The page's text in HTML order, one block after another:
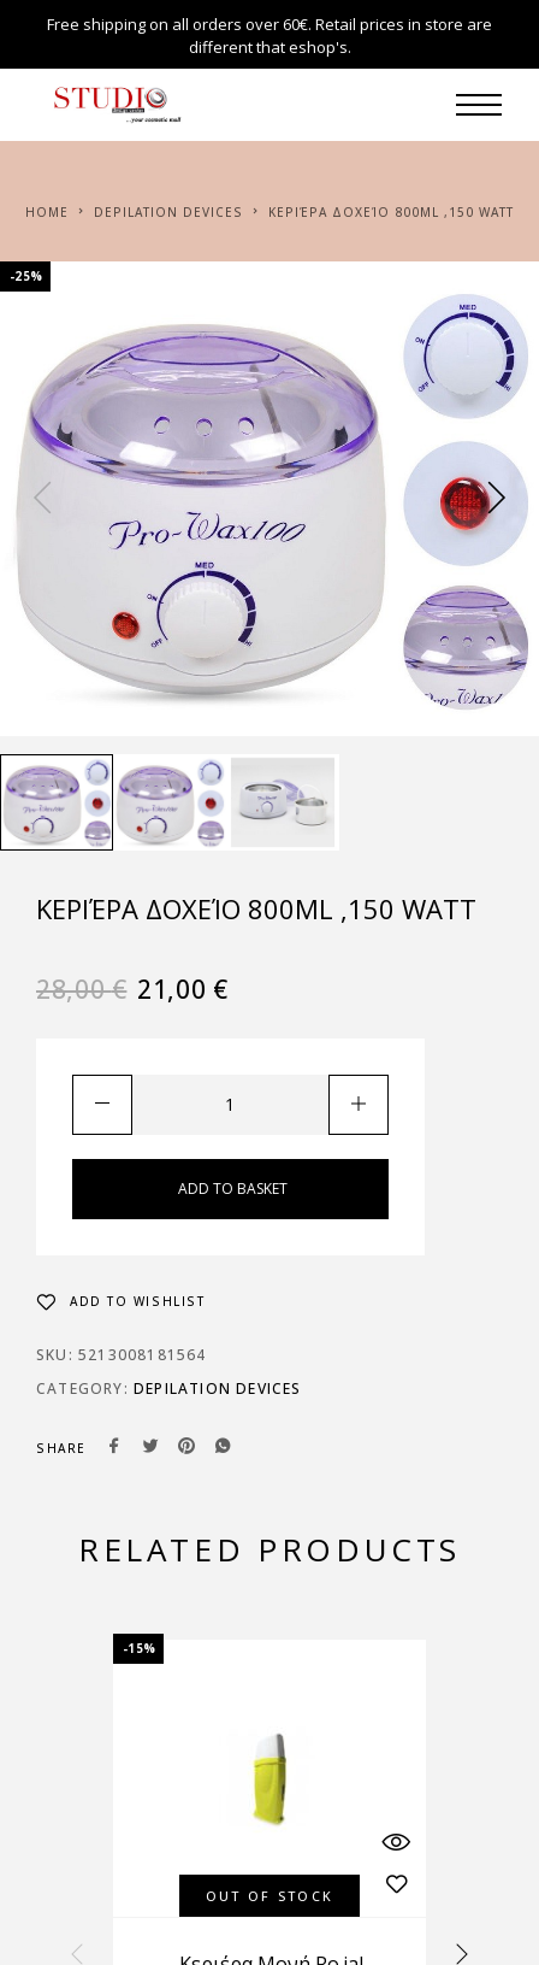
Free shipping on all orders over 60€. Retail prices in store are
different that eshop's.
HOME DEPILATION DEVICES KΕΡΙΈΡΑ ΔΟΧΕΊΟ 800ML ,150 WATT
-25%
KΕΡΙΈΡΑ ΔΟΧΕΊΟ 800ML ,150 WATT
28,00€ 21,00 €
ADD TO BASKET
ADD TO WISHLIST
SKU: 5213008181564
CATEGORY: DEPILATION DEVICES
SHARE
RELATED PRODUCTS
-15%
OUT OF STOCK